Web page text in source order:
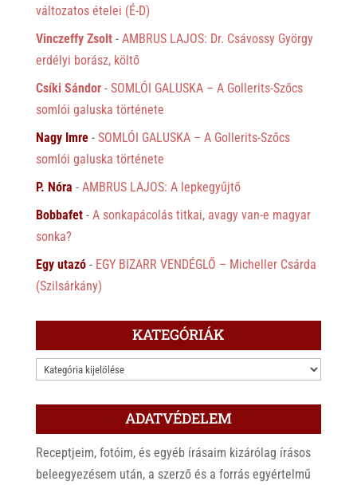
változatos ételei (É-D)
Vinczeffy Zsolt- AMBRUS LAJOS: Dr. Csávossy György
erdélyi borász, költő
Csíki Sándor- SOMLÓI GALUSKA – A Gollerits-Szőcs
somlói galuska története
Nagy Imre- SOMLÓI GALUSKA – A Gollerits-Szőcs
somlói galuska története
P. Nóra - AMBRUS LAJOS: A lepkegyűjtő
Bobbafet- A sonkapácolás titkai, avagy van-e magyar
sonka?
Egy utazó- EGY BIZARR VENDÉGLŐ – Micheller Csárda
(Szilsárkány)
KATEGÓRIÁK
KATEGÓRIÁK
ADATVÉDELEM
Receptjeim, fotóim, és egyéb írásaim kizárólag írásos
beleegyezésem után, a szerző és a forrás egyértelmű